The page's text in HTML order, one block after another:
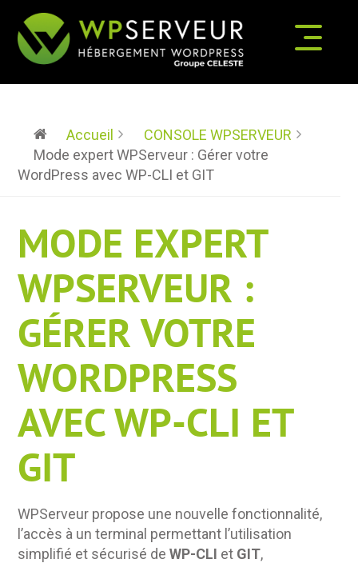
Accueil
CONSOLE WPSERVEUR
Mode expert WPServeur : Gérer votre
WordPress avec WP-CLI et GIT
MODE EXPERT
WPSERVEUR :
GÉRER VOTRE
WORDPRESS
AVEC WP-CLI ET
GIT
WPServeur propose une nouvelle fonctionnalité,
l’accès à un terminal permettant l’utilisation
simplifié et sécurisé deWP-CLI et GIT,